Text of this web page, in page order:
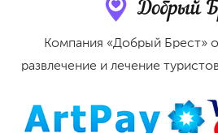
Компания «Добрый Брест»
развлечение и лечение